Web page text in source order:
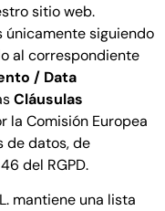
sitio web.
únicamente siguiendo
al correspondiente
/ Data
Cláusulas
la Comisión Europea
de datos, de
del RGPD.
mantiene una lista